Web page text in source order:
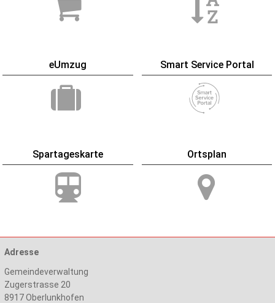
eUmzug Smart Service Portal
Spartageskarte Ortsplan
Adresse
Gemeindeverwaltung
Zugerstrasse 20
8917 Oberlunkhofen